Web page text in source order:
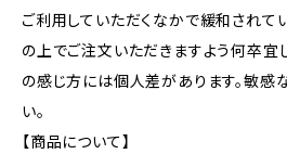
ご利用していただくなかで緩和されて
の上でご注文いただきますよう何卒宜
の感じ方には個人差があります。敏感
い。
【商品について】